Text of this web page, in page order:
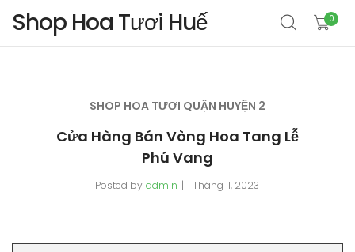
Shop Hoa Tươi Huế 0
SHOP HOA TƯƠI QUẬN HUYỆN 2
Cửa Hàng Bán Vòng Hoa Tang Lễ
Phú Vang
Posted by admin 1 Tháng 11, 2023